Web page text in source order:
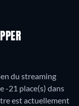
du streaming
-21 place(s) dans
est actuellement